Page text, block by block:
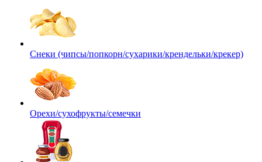
Снеки (чипсы/попкорн/сухарики/крендельки/крекер)
Орехи/сухофрукты/семечки